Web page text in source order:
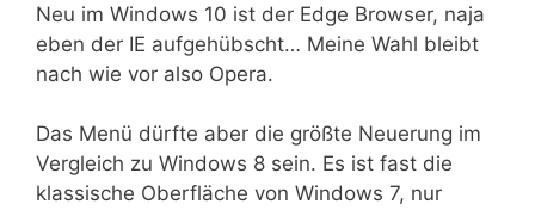
Neu im Windows 10 ist der Edge Browser, naja
eben der IE aufgehübscht… Meine Wahl bleibt
nach wie vor also Opera.
Das Menü dürfte aber die größte Neuerung im
Vergleich zu Windows 8 sein. Es ist fast die
klassische Oberfläche von Windows 7, nur